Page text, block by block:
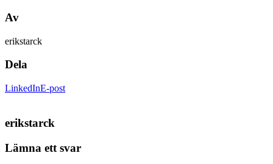
Av
erikstarck
Dela
LinkedInE-post
erikstarck
Lämna ett svar